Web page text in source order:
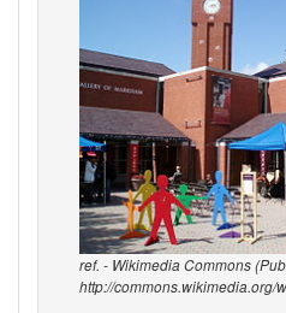
ref. - Wikimedia Commons
http://commons.wikimedia.org/